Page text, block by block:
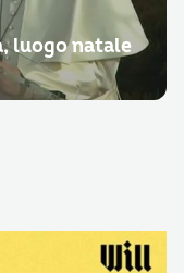
luogo natale